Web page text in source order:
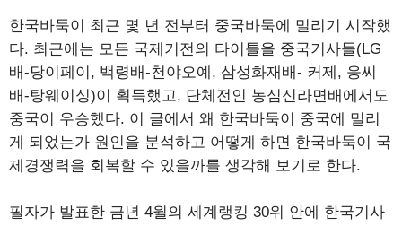
한국바둑이 최근 몇 년 전부터 중국바둑에 밀리기 시작했
다. 최근에는 모든 국제기전의 타이틀을 중국기사들(LG
배-당이페이, 백령배-천야오예, 삼성화재배- 커제, 응씨
배-탕웨이싱)이 획득했고, 단체전인 농심신라면배에서도
중국이 우승했다. 이 글에서 왜 한국바둑이 중국에 밀리
게 되었는가 원인을 분석하고 어떻게 하면 한국바둑이 국
제경쟁력을 회복할 수 있을까를 생각해 보기로 한다.
필자가 발표한 금년 4월의 세계랭킹 30위 안에 한국기사